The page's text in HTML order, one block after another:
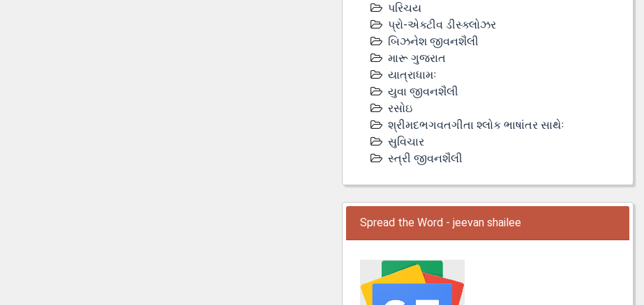
પરિચય
પ્રો-એક્ટીવ ડીસ્‍ક્લોઝર
બિઝનેશ જીવનશૈલી
મારૂ ગુજરાત
યાત્રાધામઃ
યુવા જીવનશૈલી
રસોઇ
શ્રીમદભગવતગીતા શ્લોક ભાષાંતર સાથેઃ
સુવિચાર
સ્ત્રી જીવનશૈલી
Spread the Word - jeevan shailee